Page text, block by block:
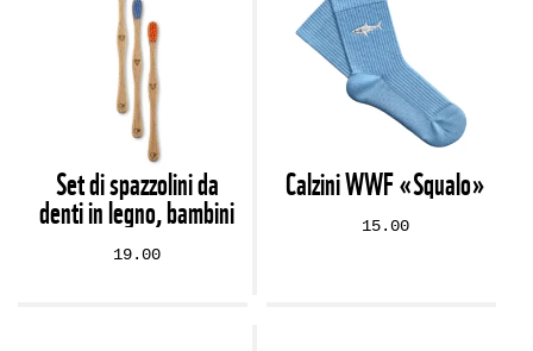
Set di spazzolini da
denti in legno, bambini
19.00
Calzini WWF «Squalo»
15.00